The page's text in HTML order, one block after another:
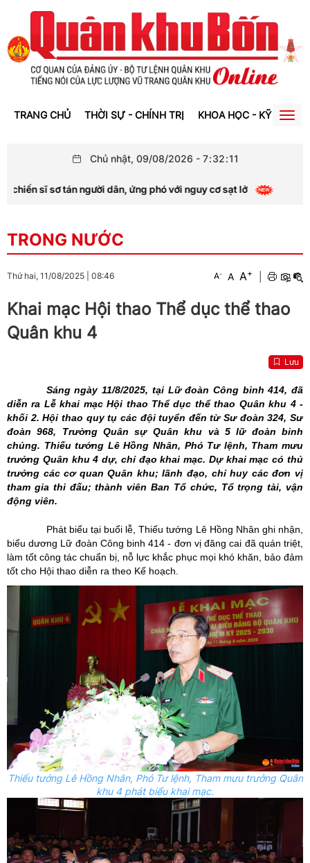
TRANG CHỦ THỜI SỰ - CHÍNH TRỊ KHOA HỌC - KỸ THUẬT
Chủ nhật, 09/08/2026 - 7: 32 :13
người dân, ứng phó với nguy cơ sạt lở Nghệ An: Mưa
TRONG NƯỚC
Thứ hai, 11/08/2025 08:46 A- A A+
Khai mạc Hội thao Thể dục thể thao
Quân khu 4
Lưu
Sáng ngày 11/8/2025, tại Lữ đoàn Công binh 414, đã
diễn ra Lễ khai mạc Hội thao Thể dục thể thao Quân khu 4 -
khối 2. Hội thao quy tụ các đội tuyển đến từ Sư đoàn 324, Sư
đoàn 968, Trường Quân sự Quân khu và 5 lữ đoàn binh
chủng. Thiếu tướng Lê Hồng Nhân, Phó Tư lệnh, Tham mưu
trưởng Quân khu 4 dự, chỉ đạo khai mạc. Dự khai mạc có thủ
trưởng các cơ quan Quân khu; lãnh đạo, chỉ huy các đơn vị
tham gia thi đấu; thành viên Ban Tổ chức, Tổ trọng tài, vận
động viên.
Phát biểu tại buổi lễ, Thiếu tướng Lê Hồng Nhân ghi nhận,
biểu dương Lữ đoàn Công binh 414 - đơn vị đăng cai đã quán triệt,
làm tốt công tác chuẩn bị, nỗ lực khắc phục mọi khó khăn, bảo đảm
tốt cho Hội thao diễn ra theo Kế hoạch.
Thiếu tướng Lê Hồng Nhân, Phó Tư lệnh, Tham mưu trưởng Quân
khu 4 phát biểu khai mạc.